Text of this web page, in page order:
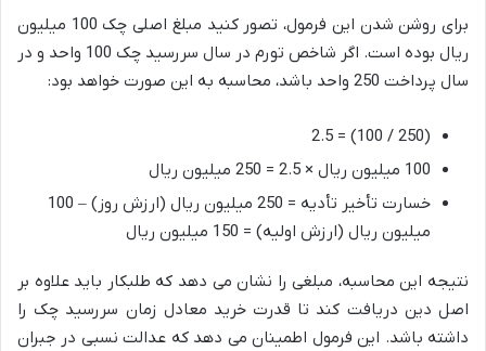
برای روشن شدن این فرمول، تصور کنید مبلغ اصلی چک 100 میلیون
ریال بوده است. اگر شاخص تورم در سال سررسید چک 100 واحد و در
سال پرداخت 250 واحد باشد، محاسبه به این صورت خواهد بود:
(250 / 100) = 2.5
100 میلیون ریال × 2.5 = 250 میلیون ریال
خسارت تأخیر تأدیه = 250 میلیون ریال (ارزش روز) – 100
میلیون ریال (ارزش اولیه) = 150 میلیون ریال
نتیجه این محاسبه، مبلغی را نشان می دهد که طلبکار باید علاوه بر
اصل دین دریافت کند تا قدرت خرید معادل زمان سررسید چک را
داشته باشد. این فرمول اطمینان می دهد که عدالت نسبی در جبران